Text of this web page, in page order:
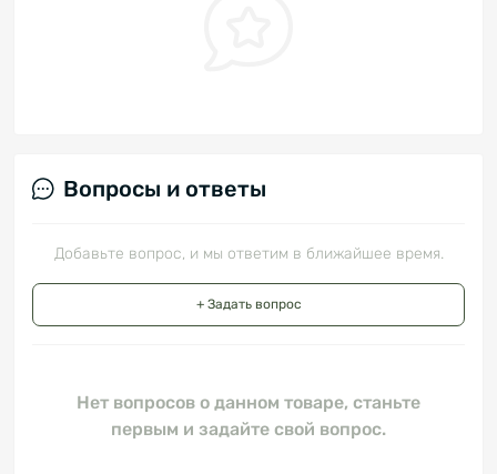
Вопросы и ответы
Добавьте вопрос, и мы ответим в ближайшее время.
+ Задать вопрос
Нет вопросов о данном товаре, станьте
первым и задайте свой вопрос.